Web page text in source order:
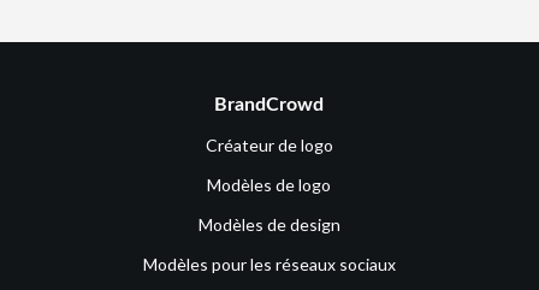
BrandCrowd
Créateur de logo
Modèles de logo
Modèles de design
Modèles pour les réseaux sociaux